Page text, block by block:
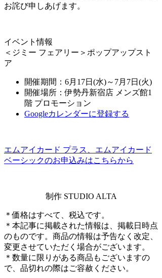
お詫び申しあげます。
イベント情報
＜ジミー フェアリー＞ポップアップスト
ア
開催期間：6月17日(水)～7月7日(火)
開催場所：伊勢丹新宿店 メンズ館1
階 プロモーション
Googleカレンダーに登録する
エムアイカード プラス、エムアイカード
ベーシックのお申込みはこちらから
制作 STUDIO ALTA
＊価格はすべて、税込です。
＊本記事に掲載された情報は、掲載日時点
のものです。商品の情報は予告なく改定、
変更させていただく場合がございます。
＊数量に限りがある商品もございますの
で、品切れの際はご容赦ください。